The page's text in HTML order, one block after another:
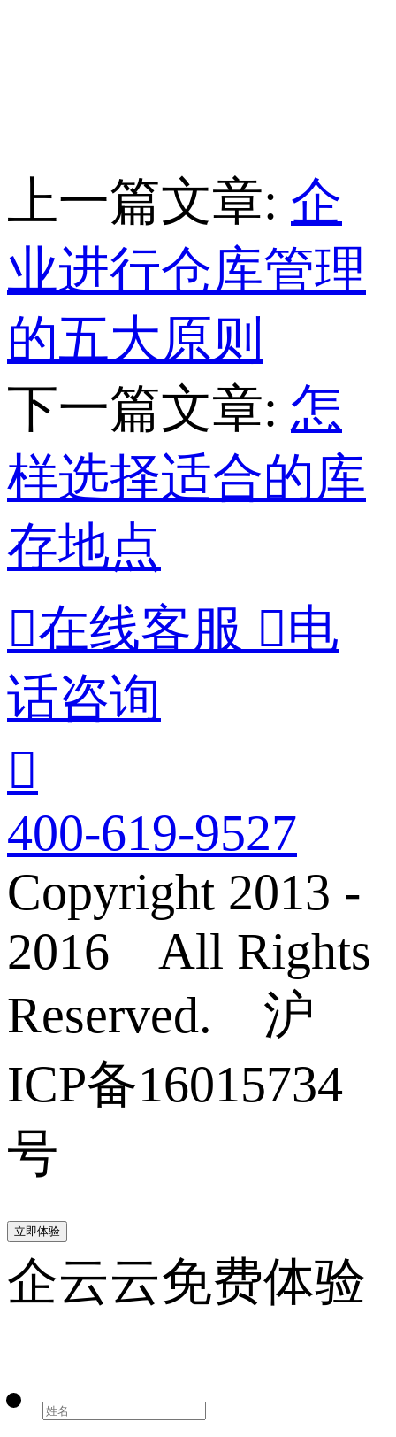
上一篇文章: 企
业进行仓库管理
的五大原则
下一篇文章: 怎
样选择适合的库
存地点
在线客服 电
话咨询

400-619-9527
Copyright 2013 -
2016 All Rights
Reserved. 沪
ICP备16015734
号
立即体验
企云云免费体验